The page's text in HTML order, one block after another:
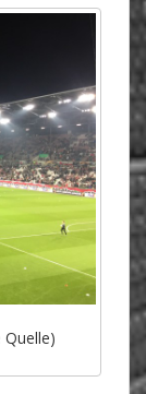
Quelle)